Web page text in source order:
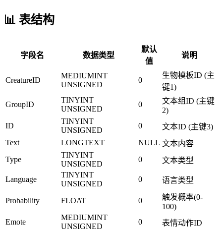
📊 表结构
字段名 数据类型
默认
值
说明
CreatureID
MEDIUMINT
UNSIGNED
0
生物模板ID (主
键1)
GroupID
TINYINT
UNSIGNED
0
文本组ID (主键
2)
ID
TINYINT
UNSIGNED
0
文本ID (主键3)
Text
LONGTEXT NULL 文本内容
Type
TINYINT
UNSIGNED
0 文本类型
Language
TINYINT
UNSIGNED
0 语言类型
Probability FLOAT 0
触发概率(0-
100)
Emote
MEDIUMINT
UNSIGNED
0
表情动作ID